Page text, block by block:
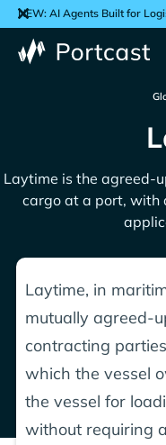
NEW: AI Agents Built for
Laytime is the agreed-
cargo at a port, with
Laytime, in
mutually agreed-
contracting
which the vessel
the vessel for
without requiring